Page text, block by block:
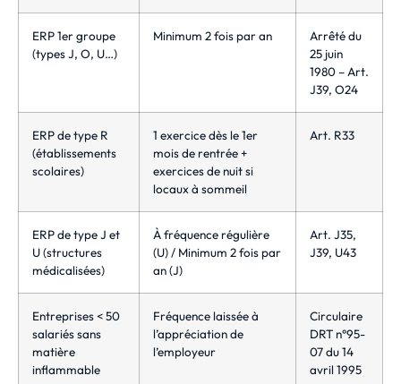
ERP 1er groupe
(types J, O, U…)
Minimum 2 fois par an
Arrêté du
25 juin
1980 – Art.
J39, O24
ERP de type R
(établissements
scolaires)
1 exercice dès le 1er
mois de rentrée +
exercices de nuit si
locaux à sommeil
Art. R33
ERP de type J et
U (structures
médicalisées)
À fréquence régulière
(U) / Minimum 2 fois par
an (J)
Art. J35,
J39, U43
Entreprises < 50
salariés sans
matière
inflammable
Fréquence laissée à
l’appréciation de
l’employeur
Circulaire
DRT n°95-
07 du 14
avril 1995